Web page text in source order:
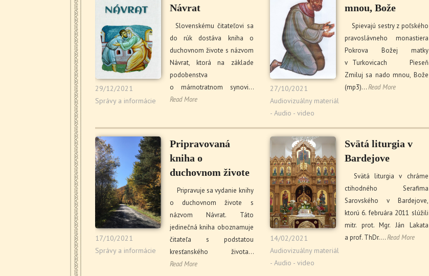
29/12/2021
Správy a informácie
Návrat
Slovenskému čitateľovi sa
do rúk dostáva kniha o
duchovnom živote s názvom
Návrat, ktorá na základe
podobenstva
o márnotratnom synovi…
Read More
27/10/2021
Audiovizuálny materiál
- Audio - video
mnou, Bože
Spievajú sestry z poľského
pravoslávneho monastiera
Pokrova Božej matky
v Turkovicach Pieseň
Zmiluj sa nado mnou, Bože
(mp3)…Read More
17/10/2021
Správy a informácie
Pripravovaná
kniha o
duchovnom živote
Pripravuje sa vydanie knihy
o duchovnom živote s
názvom Návrat. Táto
jedinečná kniha oboznamuje
čitateľa s podstatou
kresťanského života…
Read More
14/02/2021
Audiovizuálny materiál
- Audio - video
Svätá liturgia v
Bardejove
Svätá liturgia v chráme
ctihodného Serafima
Sarovského v Bardejove,
ktorú 6. februára 2011 slúžili
mitr. prot. Mgr. Ján Lakata
a prof. ThDr.…Read More